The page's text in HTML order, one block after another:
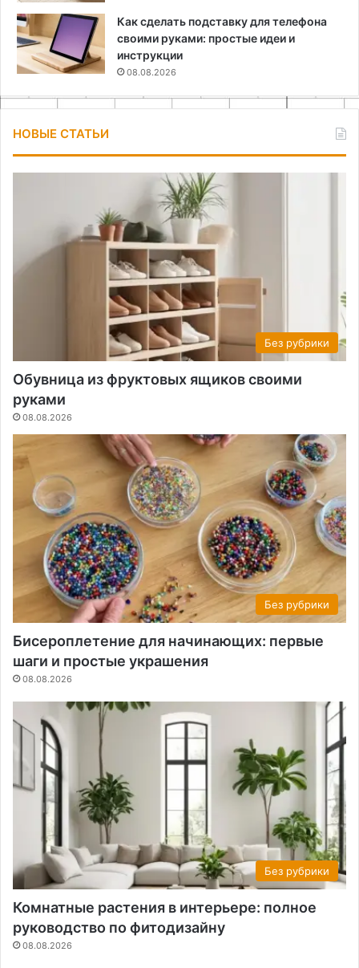
Как сделать подставку для телефона
своими руками: простые идеи и
инструкции
08.08.2026
НОВЫЕ СТАТЬИ
Без рубрики
Обувница из фруктовых ящиков своими
руками
08.08.2026
Без рубрики
Бисероплетение для начинающих: первые
шаги и простые украшения
08.08.2026
Без рубрики
Комнатные растения в интерьере: полное
руководство по фитодизайну
08.08.2026